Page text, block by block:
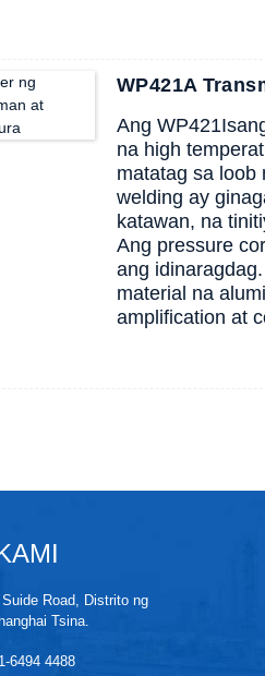
WP421A
Ang WP421
na high
matatag sa loob
welding ay
katawan, na
Ang pressure
ang
material na
amplification at
Road, Distrito ng
Tsina.
6494 4488